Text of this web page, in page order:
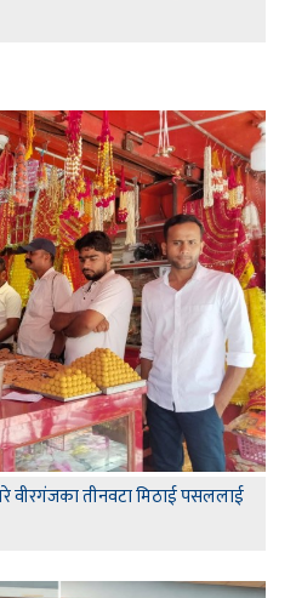
वीरगंजका तीनवटा मिठाई पसललाई